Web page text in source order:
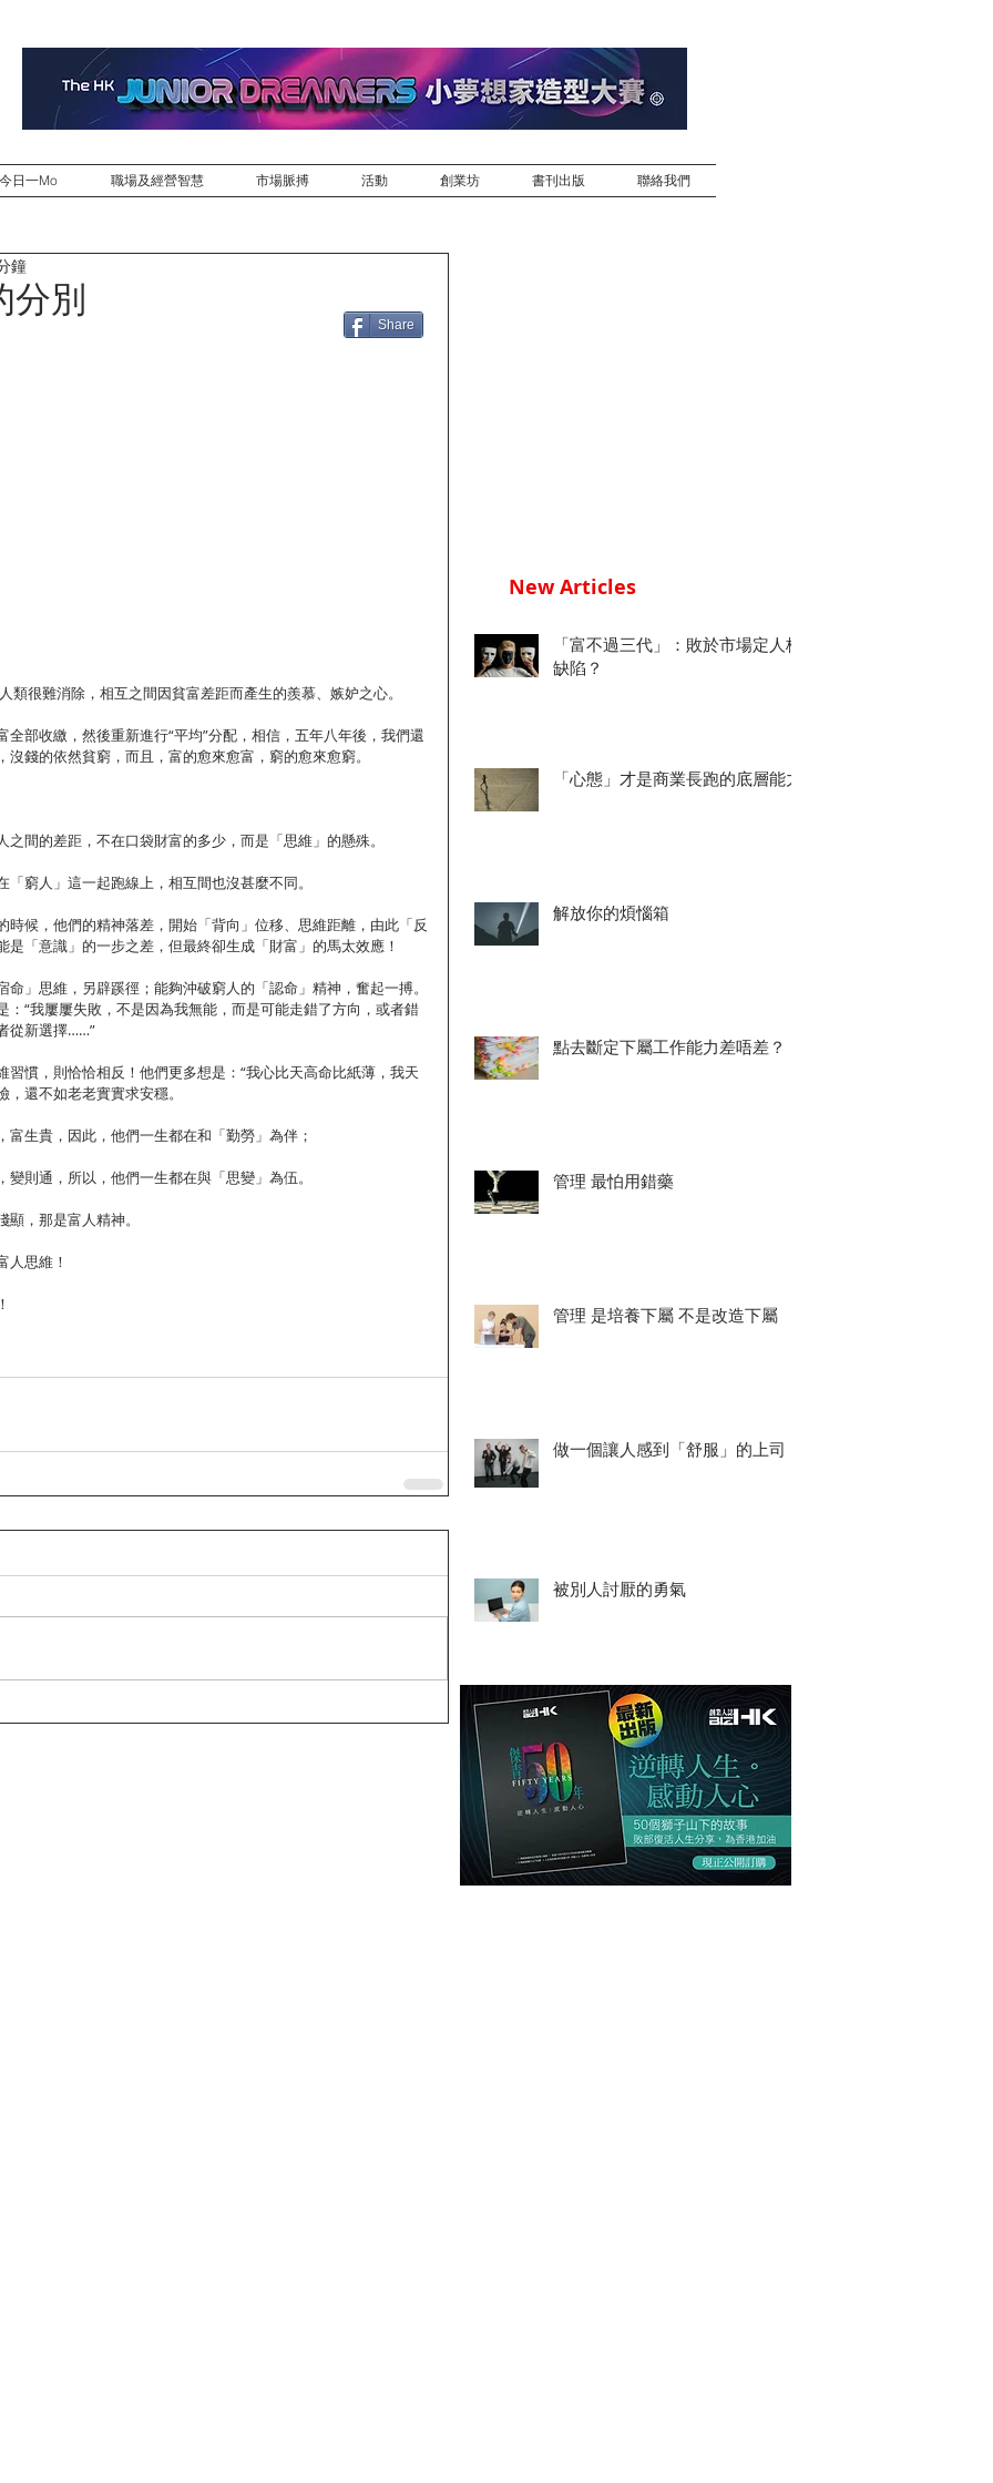
今日一Mo 職場及經營智慧 市場脈搏 活動 創業坊 書刊出版 聯絡我們
分別
鐘
類很難消除，相互之間因貧富差距而產生的羨慕、嫉妒之心。
全部收繳，然後重新進行“平均”分配，相信，五年八年後，我們還
沒錢的依然貧窮，而且，富的愈來愈富，窮的愈來愈窮。
之間的差距，不在口袋財富的多少，而是「思維」的懸殊。
窮人」這一起跑線上，相互間也沒甚麼不同。
時候，他們的精神落差，開始「背向」位移、思維距離，由此「反
是「意識」的一步之差，但最終卻生成「財富」的馬太效應！
命」思維，另辟蹊徑；能夠沖破窮人的「認命」精神，奮起一搏。
：“我屢屢失敗，不是因為我無能，而是可能走錯了方向，或者錯
從新選擇……”
習慣，則恰恰相反！他們更多想是：“我心比天高命比紙薄，我天
還不如老老實實求安穩。
富生貴，因此，他們一生都在和「勤勞」為伴；
則通，所以，他們一生都在與「思變」為伍。
，那是富人精神。
人思維！
Share
New Articles
「富不過三代」：敗於市場定人格
缺陷？
「心態」才是商業長跑的底層能力
解放你的煩惱箱
點去斷定下屬工作能力差唔差？
管理 最怕用錯藥
管理 是培養下屬 不是改造下屬
做一個讓人感到「舒服」的上司
被別人討厭的勇氣